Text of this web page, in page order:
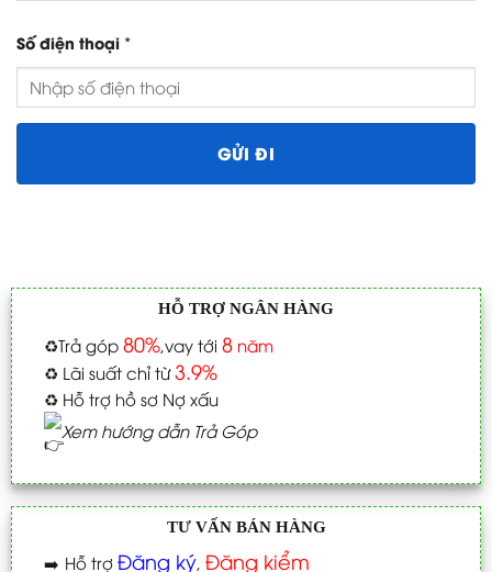
Số điện thoại *
HỖ TRỢ NGÂN HÀNG
♻️Trả góp 80%,vay tới 8năm
♻️ Lãi suất chỉ từ3.9%
♻️ Hỗ trợ hồ sơ Nợ xấu
Xem hướng dẫn Trả Góp
TƯ VẤN BÁN HÀNG
➡️ Hỗ trợ Đăng ký, Đăng kiểm